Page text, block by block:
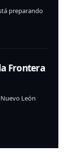
preparando
Frontera
León